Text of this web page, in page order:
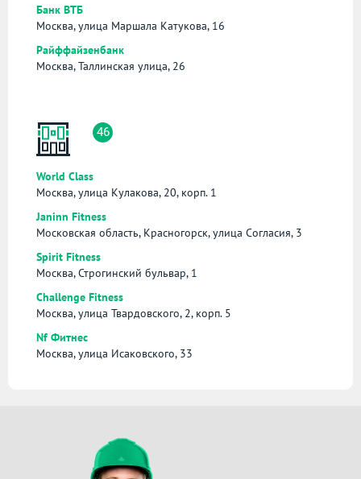
Банк ВТБ
Москва, улица Маршала Катукова, 16
Райффайзенбанк
Москва, Таллинская улица, 26
46
World Class
Москва, улица Кулакова, 20, корп. 1
Janinn Fitness
Московская область, Красногорск, улица Согласия, 3
Spirit Fitness
Москва, Строгинский бульвар, 1
Challenge Fitness
Москва, улица Твардовского, 2, корп. 5
Nf Фитнес
Москва, улица Исаковского, 33